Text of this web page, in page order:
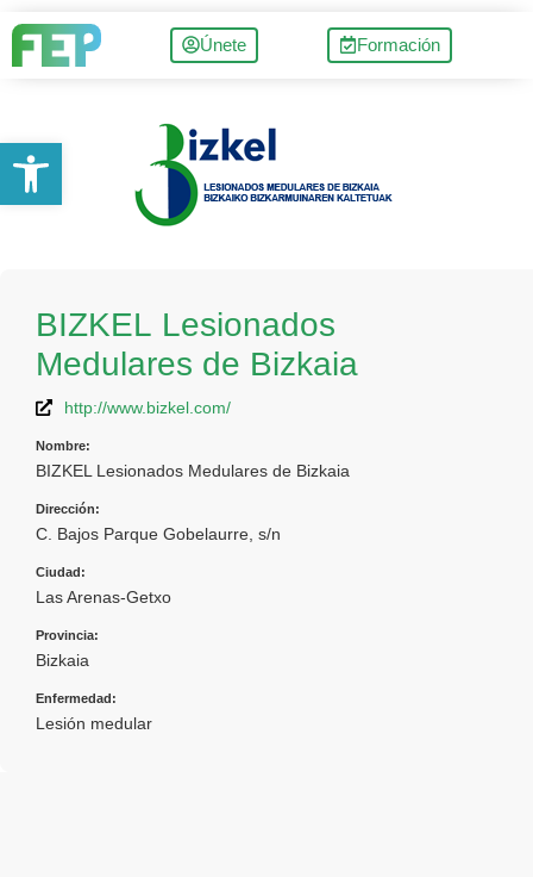
Únete Formación
BIZKEL Lesionados
Medulares de Bizkaia
http://www.bizkel.com/
Nombre:
BIZKEL Lesionados Medulares de Bizkaia
Dirección:
C. Bajos Parque Gobelaurre, s/n
Ciudad:
Las Arenas-Getxo
Provincia:
Bizkaia
Enfermedad:
Lesión medular
Abrir barra de herramientas